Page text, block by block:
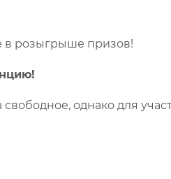
в розыгрыше призов!
однако для